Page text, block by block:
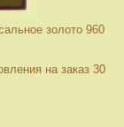
золото 960
на заказ 30